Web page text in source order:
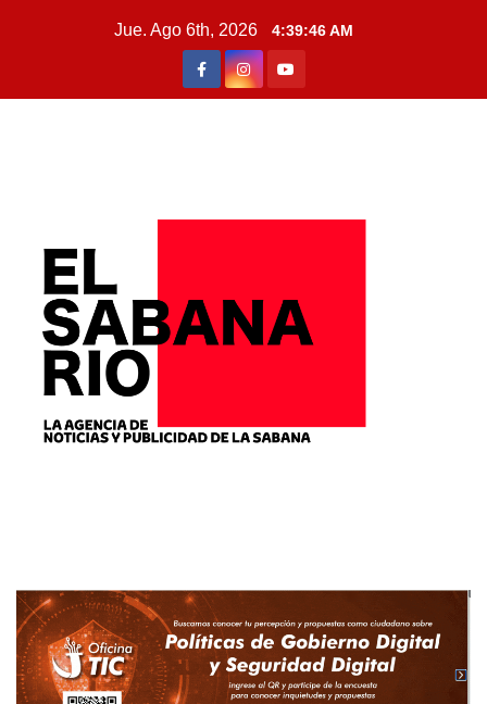
Jue. Ago 6th, 2026 4:39:48 AM